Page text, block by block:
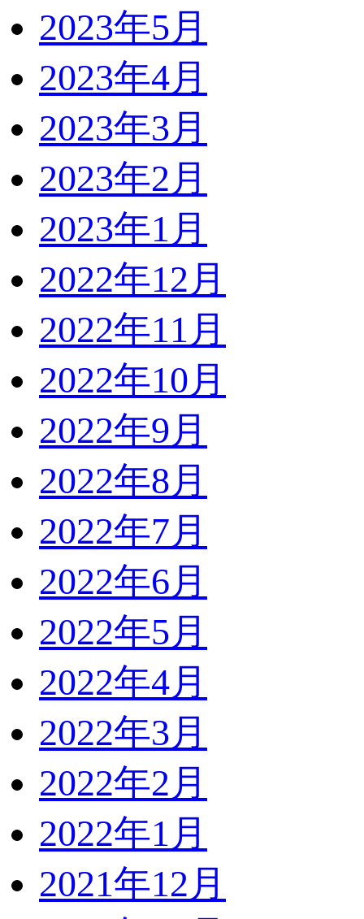
2023年5月
2023年4月
2023年3月
2023年2月
2023年1月
2022年12月
2022年11月
2022年10月
2022年9月
2022年8月
2022年7月
2022年6月
2022年5月
2022年4月
2022年3月
2022年2月
2022年1月
2021年12月